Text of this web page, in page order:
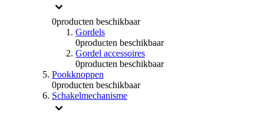
0producten beschikbaar
Gordels
0producten beschikbaar
Gordel accessoires
0producten beschikbaar
Pookknoppen
0producten beschikbaar
Schakelmechanisme